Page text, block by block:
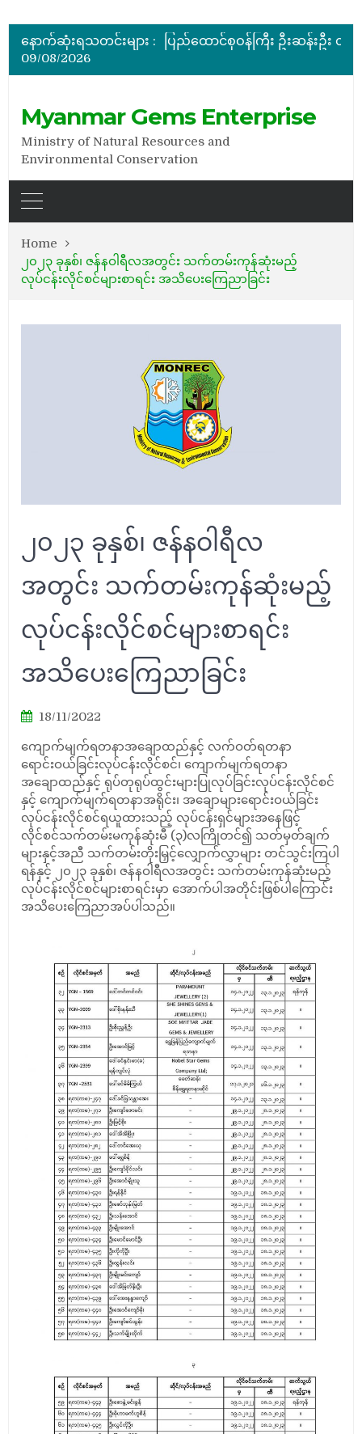
နောက်ဆုံးရသတင်းများ :
အိတ်ဖွင့်တင်ဒါခေါ်ယူခြင်း
09/08/2026
Myanmar Gems Enterprise
Ministry of Natural Resources and
Environmental Conservation
Home
၂၀၂၃ ခုနှစ်၊ ဇန်နဝါရီလအတွင်း သက်တမ်းကုန်ဆုံးမည့်
လုပ်ငန်းလိုင်စင်များစာရင်း အသိပေးကြေညာခြင်း
၂၀၂၃ ခုနှစ်၊ ဇန်နဝါရီလ
အတွင်း သက်တမ်းကုန်ဆုံးမည့်
လုပ်ငန်းလိုင်စင်များစာရင်း
အသိပေးကြေညာခြင်း
18/11/2022
ကျောက်မျက်ရတနာအချောထည်နှင့် လက်ဝတ်ရတနာ
ရောင်းဝယ်ခြင်းလုပ်ငန်းလိုင်စင်၊ ကျောက်မျက်ရတနာ
အချောထည်နှင့် ရုပ်တုရုပ်ထွင်းများပြုလုပ်ခြင်းလုပ်ငန်းလိုင်စင်
နှင့် ကျောက်မျက်ရတနာအရိုင်း၊ အချောများရောင်းဝယ်ခြင်း
လုပ်ငန်းလိုင်စင်ရယူထားသည့် လုပ်ငန်းရှင်များအနေဖြင့်
လိုင်စင်သက်တမ်းမကုန်ဆုံးမီ (၃)လကြိုတင်၍ သတ်မှတ်ချက်
များနှင့်အညီ သက်တမ်းတိုးမြှင့်လျှောက်လွှာများ တင်သွင်းကြပါ
ရန်နှင့် ၂၀၂၃ ခုနှစ်၊ ဇန်နဝါရီလအတွင်း သက်တမ်းကုန်ဆုံးမည့်
လုပ်ငန်းလိုင်စင်များစာရင်းမှာ အောက်ပါအတိုင်းဖြစ်ပါကြောင်း
အသိပေးကြေညာအပ်ပါသည်။